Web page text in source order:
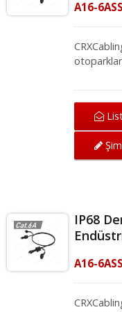
A16-
otoparklar
dijital
geçirmez
IP68
A16-